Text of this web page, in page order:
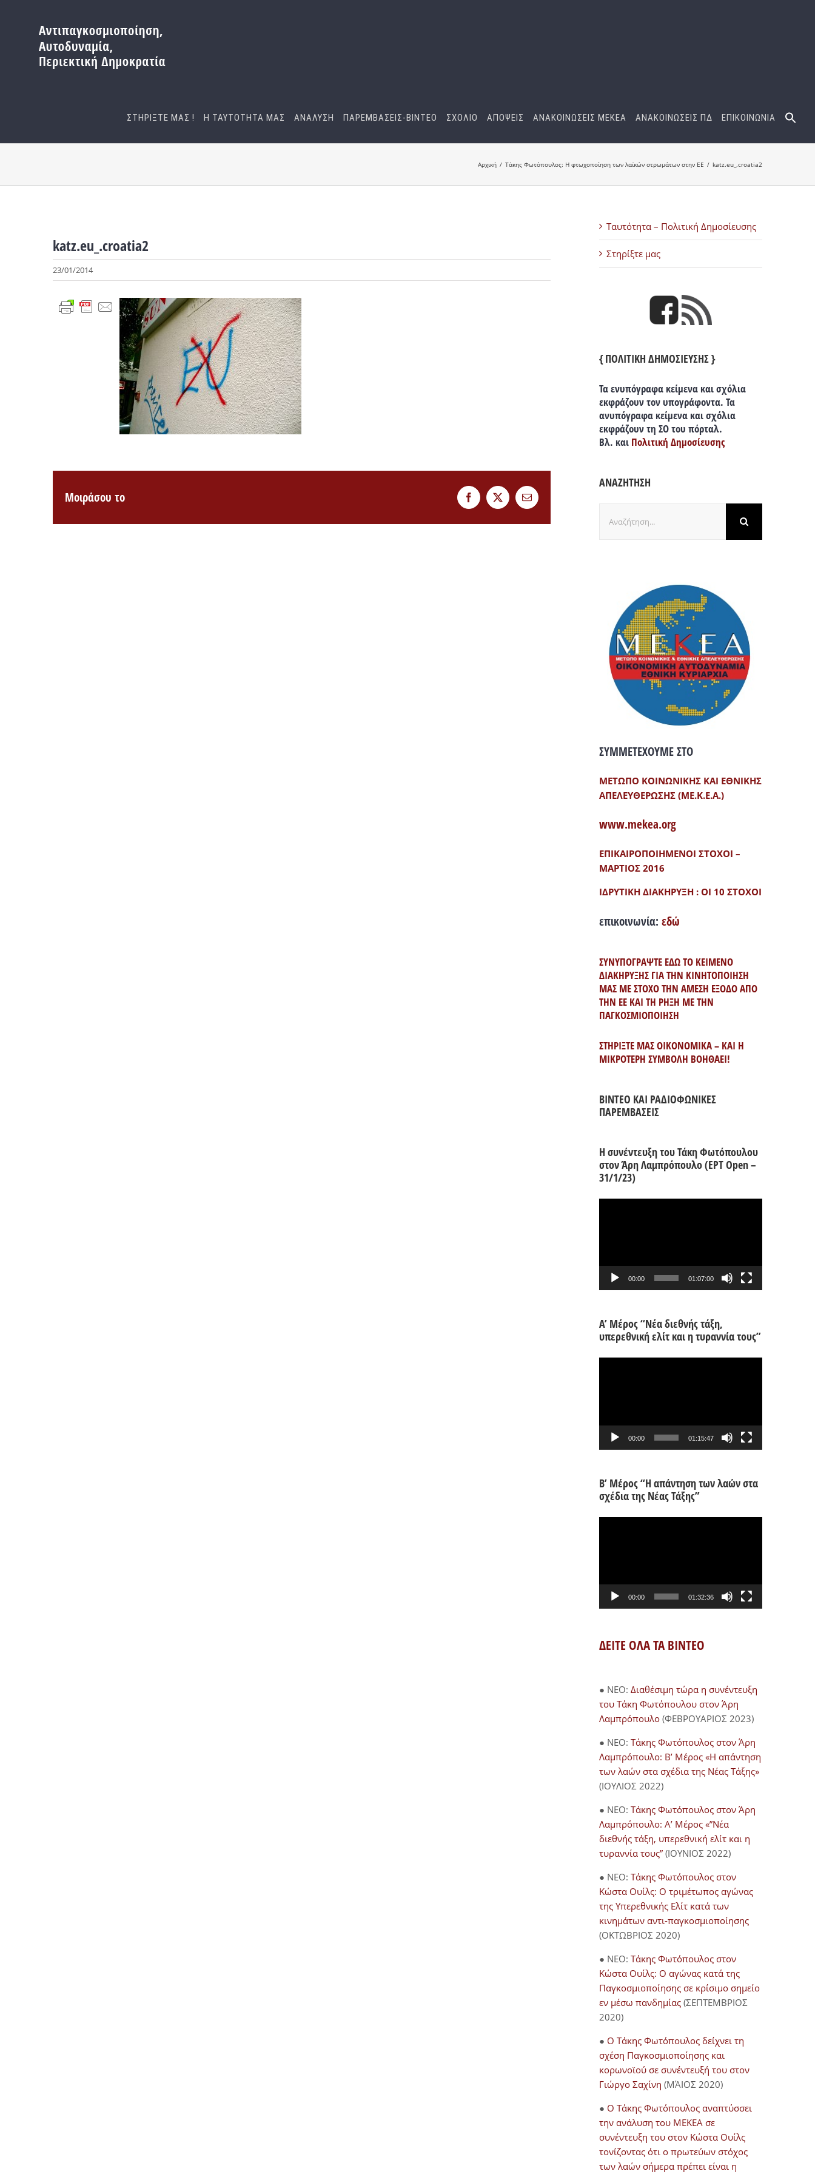
περιεχόμενο
ΣΤΗΡΙΞΤΕ ΜΑΣ ! Η ΤΑΥΤΟΤΗΤΑ ΜΑΣ ΑΝΑΛΥΣΗ ΠΑΡΕΜΒΑΣΕΙΣ-BINTEO ΣΧΟΛΙΟ ΑΠΟΨΕΙΣ ΑΝΑΚΟΙΝΩΣΕΙΣ ΜΕΚΕΑ ΑΝΑΚΟΙΝΩΣΕΙΣ ΠΔ ΕΠΙΚΟΙΝΩΝΙΑ
Αρχική Τάκης Φωτόπουλος: Η φτωχοποίηση των λαϊκών στρωμάτων στην ΕΕ katz.eu_.croatia2
katz.eu_.croatia2
23/01/2014
Μοιράσου το FacebookTwitterEmail
Ταυτότητα – Πολιτική Δημοσίευσης
Στηρίξτε μας
{ ΠΟΛΙΤΙΚΗ ΔΗΜΟΣΙΕΥΣΗΣ }
Τα ενυπόγραφα κείμενα και σχόλια
εκφράζουν τον υπογράφοντα. Τα
ανυπόγραφα κείμενα και σχόλια
εκφράζουν τη ΣΟ του πόρταλ.
Βλ. και Πολιτική Δημοσίευσης
ΑΝΑΖΗΤΗΣΗ
για:
ΣΥΜΜΕΤΕΧΟΥΜΕ ΣΤΟ
ΜΕΤΩΠΟ ΚΟΙΝΩΝΙΚΗΣ ΚΑΙ ΕΘΝΙΚΗΣ
ΑΠΕΛΕΥΘΕΡΩΣΗΣ (ΜΕ.Κ.Ε.Α.)
www.mekea.org
ΕΠΙΚΑΙΡΟΠΟΙΗΜΕΝΟΙ ΣΤΟΧΟΙ –
ΜΑΡΤΙΟΣ 2016
ΙΔΡΥΤΙΚΗ ΔΙΑΚΗΡΥΞΗ : ΟΙ 10 ΣΤΟΧΟΙ
επικοινωνία: εδώ
ΣΥΝΥΠΟΓΡΑΨΤΕ ΕΔΩ ΤΟ ΚΕΙΜΕΝΟ
ΔΙΑΚΗΡΥΞΗΣ ΓΙΑ ΤΗΝ ΚΙΝΗΤΟΠΟΙΗΣΗ
ΜΑΣ ΜΕ ΣΤΟΧΟ ΤΗΝ ΑΜΕΣΗ ΕΞΟΔΟ ΑΠΟ
ΤΗΝ ΕΕ ΚΑΙ ΤΗ ΡΗΞΗ ΜΕ ΤΗΝ
ΠΑΓΚΟΣΜΙΟΠΟΙΗΣΗ
ΣΤΗΡΙΞΤΕ ΜΑΣ ΟΙΚΟΝΟΜΙΚΑ – ΚΑΙ Η
ΜΙΚΡΟΤΕΡΗ ΣΥΜΒΟΛΗ ΒΟΗΘΑΕΙ!
ΒΙΝΤΕΟ ΚΑΙ ΡΑΔΙΟΦΩΝΙΚΕΣ
ΠΑΡΕΜΒΑΣΕΙΣ
Η συνέντευξη του Τάκη Φωτόπουλου
στον Άρη Λαμπρόπουλο (ΕΡΤ Open –
31/1/23)
00:00 01:07:00
Α’ Μέρος “Νέα διεθνής τάξη,
υπερεθνική ελίτ και η τυραννία τους”
00:00 01:15:47
Β’ Μέρος “Η απάντηση των λαών στα
σχέδια της Νέας Τάξης”
00:00 01:32:36
ΔΕΙΤΕ ΟΛΑ ΤΑ ΒΙΝΤΕΟ
● NEO: Διαθέσιμη τώρα η συνέντευξη
του Τάκη Φωτόπουλου στον Άρη
Λαμπρόπουλο(ΦΕΒΡΟΥΑΡΙΟΣ 2023)
● NEO: Τάκης Φωτόπουλος στον Άρη
Λαμπρόπουλο: Β’ Μέρος «Η απάντηση
των λαών στα σχέδια της Νέας Τάξης»
(ΙΟΥΛΙΟΣ 2022)
● NEO: Τάκης Φωτόπουλος στον Άρη
Λαμπρόπουλο: Α’ Μέρος «”Νέα
διεθνής τάξη, υπερεθνική ελίτ και η
τυραννία τους” (ΙΟΥΝΙΟΣ 2022)
● NEO: Τάκης Φωτόπουλος στον
Κώστα Ουίλς: Ο τριμέτωπος αγώνας
της Υπερεθνικής Ελίτ κατά των
κινημάτων αντι-παγκοσμιοποίησης
(ΟΚΤΩΒΡΙΟΣ 2020)
● NEO: Τάκης Φωτόπουλος στον
Κώστα Ουίλς: Ο αγώνας κατά της
Παγκοσμιοποίησης σε κρίσιμο σημείο
εν μέσω πανδημίας (ΣΕΠΤΕΜΒΡΙΟΣ
2020)
● Ο Τάκης Φωτόπουλος δείχνει τη
σχέση Παγκοσμιοποίησης και
κορωνοϊού σε συνέντευξή του στον
Γιώργο Σαχίνη (ΜΆΙΟΣ 2020)
● O Τάκης Φωτόπουλος αναπτύσσει
την ανάλυση του ΜΕΚΕΑ σε
συνέντευξη του στον Κώστα Ουίλς
τονίζοντας ότι ο πρωτεύων στόχος
των λαών σήμερα πρέπει είναι η